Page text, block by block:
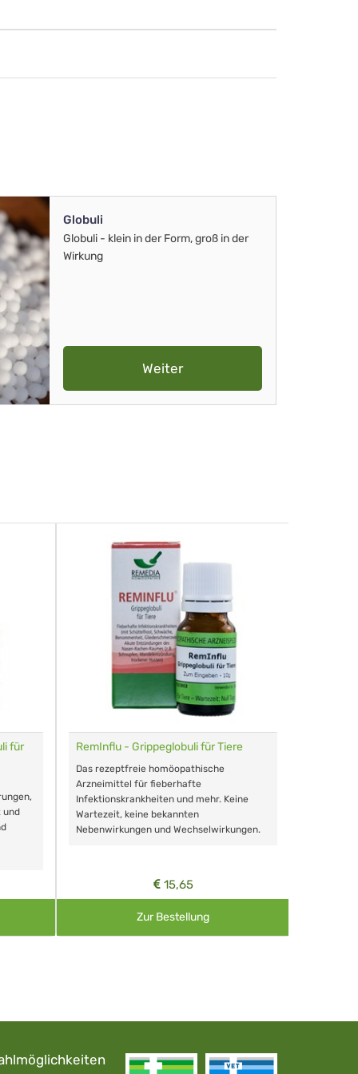
Globuli
Globuli - klein in der Form, groß in der
Wirkung
Weiter
für
und
RemInflu - Grippeglobuli für Tiere
Das rezeptfreie homöopathische
Arzneimittel für fieberhafte
Infektionskrankheiten und mehr. Keine
Wartezeit, keine bekannten
Nebenwirkungen und Wechselwirkungen.
15,65
Zur Bestellung